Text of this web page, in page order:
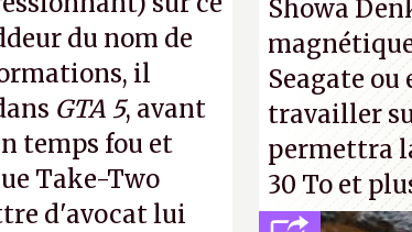
du nom de
il
GTA 5, avant
temps fou et
Take-Two
d'avocat lui
Showa
Seagate
travailler
permettra
30 To et